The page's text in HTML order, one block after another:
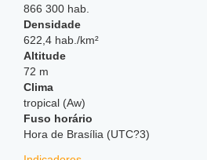
866 300 hab.
Densidade
622,4 hab./km²
Altitude
72 m
Clima
tropical (Aw)
Fuso horário
Hora de Brasília (UTC?3)